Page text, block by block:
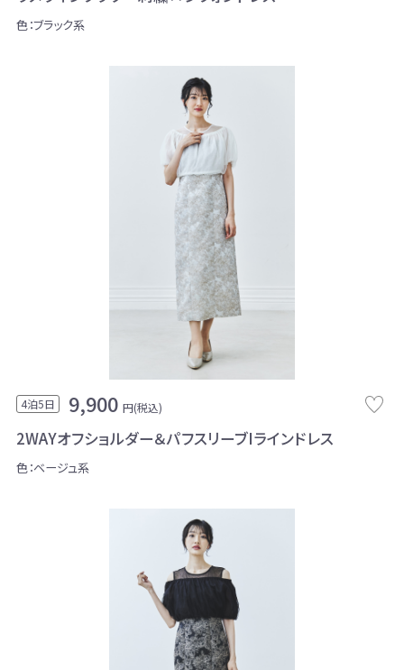
色：ブラック系
4泊5日 9,900 円(税込)
2WAYオフショルダー＆パフスリーブIラインドレス
色：ベージュ系